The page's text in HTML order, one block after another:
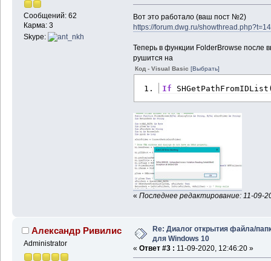
Сообщений: 62
Карма: 3
Skype:
Вот это работало (ваш пост №2)
https://forum.dwg.ru/
Теперь в функции FolderBrowse после
рушится на
Код - Visual Basic [Выбрать]
If
« Последнее редактирование: 11-09-
Александр Ривилис
Administrator
Re: Диалог открытия файла/
для Windows 10
« Ответ #3 : 11-09-2020, 12:46:20 »